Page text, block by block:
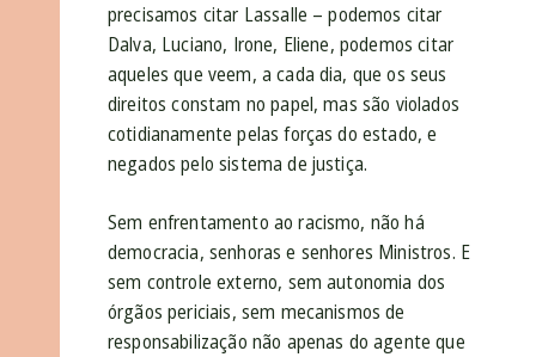
precisamos citar Lassalle – podemos citar
Dalva, Luciano, Irone, Eliene, podemos citar
aqueles que veem, a cada dia, que os seus
direitos constam no papel, mas são violados
cotidianamente pelas forças do estado, e
negados pelo sistema de justiça.
Sem enfrentamento ao racismo, não há
democracia, senhoras e senhores Ministros. E
sem controle externo, sem autonomia dos
órgãos periciais, sem mecanismos de
responsabilização não apenas do agente que